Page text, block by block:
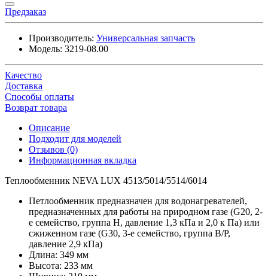
Предзаказ
Производитель: Универсальная запчасть
Модель: 3219-08.00
Качество
Доставка
Способы оплаты
Возврат товара
Описание
Подходит для моделей
Отзывов (0)
Информационная вкладка
Теплообменник NEVA LUX 4513/5014/5514/6014
Петлообменник предназначен для водонагревателей,
предназначенных для работы на природном газе (G20, 2-
е семейство, группа Н, давление 1,3 кПа и 2,0 к Па) или
сжиженном газе (G30, 3-е семейство, группа В/Р,
давление 2,9 кПа)
Длина: 349 мм
Высота: 233 мм